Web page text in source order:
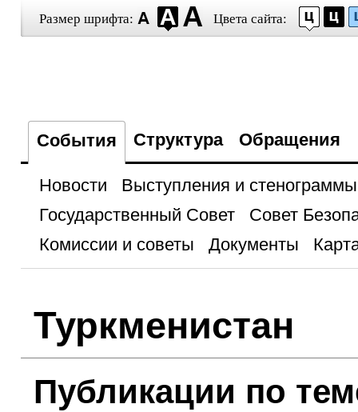
Размер шрифта: Цвета сайта:
События Структура Обращения
Новости
Выступления и стенограммы
Государственный Совет
Совет
Комиссии и советы
Документы
Туркменистан
Публикации по